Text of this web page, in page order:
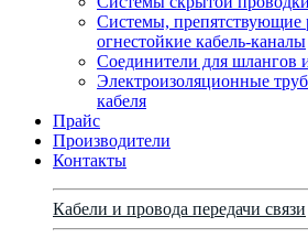
Системы, препятствующие
огнестойкие кабель-каналы
Соединители для шлангов
Электроизоляционные
кабеля
Прайс
Производители
Контакты
Кабели и провода передачи связи